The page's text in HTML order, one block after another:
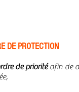
DE PROTECTION
de prioritéafin de